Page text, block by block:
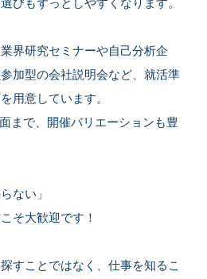
界研究セミナーや自己分析企
加型の会社説明会など、就活準
用意しています。
まで、開催バリエーションも豊
ない」
そ大歓迎です！
すことではなく、仕事を知るこ